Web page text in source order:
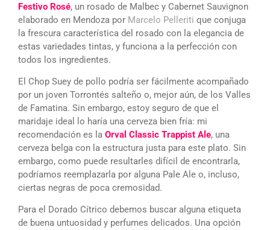
Festivo Rosé, un rosado de Malbec y Cabernet Sauvignon
elaborado en Mendoza por Marcelo Pelleriti que conjuga
la frescura característica del rosado con la elegancia de
estas variedades tintas, y funciona a la perfección con
todos los ingredientes.
El Chop Suey de pollo podría ser fácilmente acompañado
por un joven Torrontés salteño o, mejor aún, de los Valles
de Famatina. Sin embargo, estoy seguro de que el
maridaje ideal lo haría una cerveza bien fría: mi
recomendación es la Orval Classic Trappist Ale, una
cerveza belga con la estructura justa para este plato. Sin
embargo, como puede resultarles difícil de encontrarla,
podríamos reemplazarla por alguna Pale Ale o, incluso,
ciertas negras de poca cremosidad.
Para el Dorado Cítrico debemos buscar alguna etiqueta
de buena untuosidad y perfumes delicados. Una opción